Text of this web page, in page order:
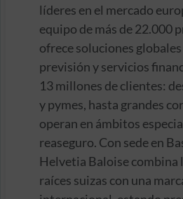
líderes en el mercado
equipo de más de 22.000
ofrece soluciones
previsión y servicios
13 millones de clientes:
y pymes, hasta grandes
operan en ámbitos
reaseguro. Con sede en
Helvetia Baloise combina
raíces suizas con una